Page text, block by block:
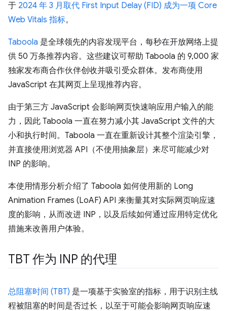
于 2024 年 3 月取代 First Input Delay (FID) 成为一项 Core
Web Vitals 指标。
Taboola 是全球领先的内容发现平台，每秒在开放网络上提
供 50 万条推荐内容。这些建议可帮助 Taboola 的 9,000 家
独家发布商合作伙伴创收并吸引受众群体。发布商使用
JavaScript 在其网页上呈现推荐内容。
由于第三方 JavaScript 会影响网页快速响应用户输入的能
力，因此 Taboola 一直在努力减小其 JavaScript 文件的大
小和执行时间。Taboola 一直在重新设计其整个渲染引擎，
并直接使用浏览器 API（不使用抽象层）来尽可能减少对
INP 的影响。
本使用情形分析介绍了 Taboola 如何使用新的 Long
Animation Frames (LoAF) API 来衡量其对实际网页响应速
度的影响，从而改进 INP，以及后续如何通过应用特定优化
措施来改善用户体验。
TBT 作为 INP 的代理
总阻塞时间 (TBT) 是一项基于实验室的指标，用于识别主线
程被阻塞的时间是否过长，以至于可能会影响网页响应速